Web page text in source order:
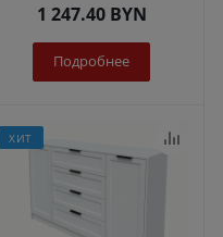
1 247.40BYN
Подробнее
ХИТ